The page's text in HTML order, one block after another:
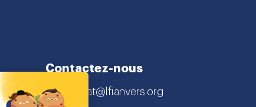
secretariat@lfianvers.org
Lamorinierestraat 168/A,